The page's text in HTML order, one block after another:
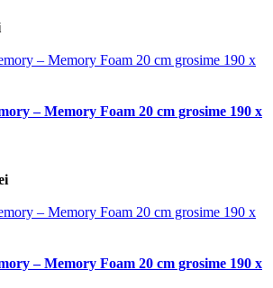
– Memory Foam 20 cm grosime 190 x
– Memory Foam 20 cm grosime 190 x